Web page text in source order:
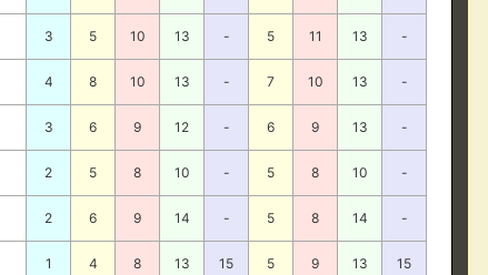
3 5 10 13 - 5 11 13 -
4 8 10 13 - 7 10 13 -
3 6 9 12 - 6 9 13 -
2 5 8 10 - 5 8 10 -
2 6 9 14 - 5 8 14 -
1 4 8 13 15 5 9 13 15